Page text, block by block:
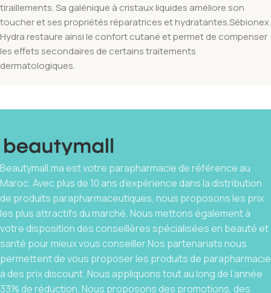
tiraillements. Sa galénique à cristaux liquides améliore son
toucher et ses propriétés réparatrices et hydratantes.Sébionex
Hydra restaure ainsi le confort cutané et permet de compenser
les effets secondaires de certains traitements
dermatologiques.
Beautymall.ma est votre parapharmacie de référence au
Maroc. Avec plus de 10 ans d’expérience dans la distribution
de produits parapharmaceutiques, nous proposons les prix
les plus attractifs du marché. Nous mettons également à
votre disposition des conseillères spécialisées en beauté et
santé pour mieux vous conseiller.Nos partenariats nous
permettent de vous proposer les produits de parapharmacie
à des prix discount. Nous appliquons tout au long de l’année
33% de réduction. Nous proposons des promotions, des